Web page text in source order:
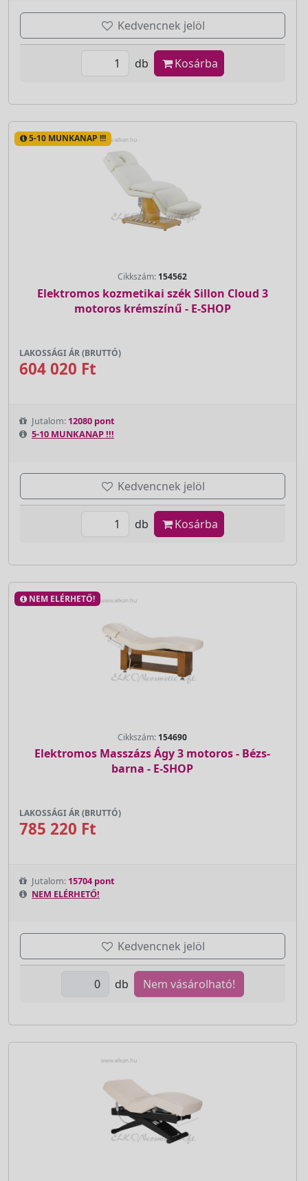
Kedvencnek jelöl
db Kosárba
5-10 MUNKANAP !!!
Cikkszám: 154562
Elektromos kozmetikai szék Sillon Cloud 3
motoros krémszínű - E-SHOP
LAKOSSÁGI ÁR (BRUTTÓ)
604 020 Ft
Jutalom: 12080 pont
5-10 MUNKANAP !!!
Kedvencnek jelöl
db Kosárba
NEM ELÉRHETŐ!
Cikkszám: 154690
Elektromos Masszázs Ágy 3 motoros - Bézs-
barna - E-SHOP
LAKOSSÁGI ÁR (BRUTTÓ)
785 220 Ft
Jutalom: 15704 pont
NEM ELÉRHETŐ!
Kedvencnek jelöl
db Nem vásárolható!